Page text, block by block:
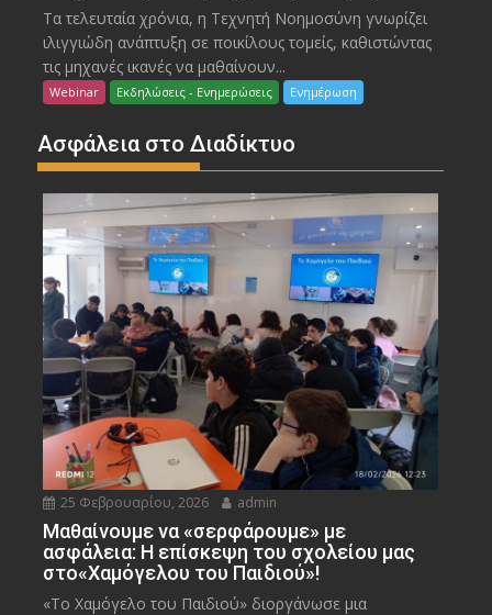
Τα τελευταία χρόνια, η Τεχνητή Νοημοσύνη γνωρίζει
ιλιγγιώδη ανάπτυξη σε ποικίλους τομείς, καθιστώντας
τις μηχανές ικανές να μαθαίνουν...
Webinar Εκδηλώσεις - Ενημερώσεις Ενημέρωση
Ασφάλεια στο Διαδίκτυο
25 Φεβρουαρίου, 2026 admin
Μαθαίνουμε να «σερφάρουμε» με
ασφάλεια: Η επίσκεψη του σχολείου μας
στο«Χαμόγελου του Παιδιού»!
«Το Χαμόγελο του Παιδιού» διοργάνωσε μια